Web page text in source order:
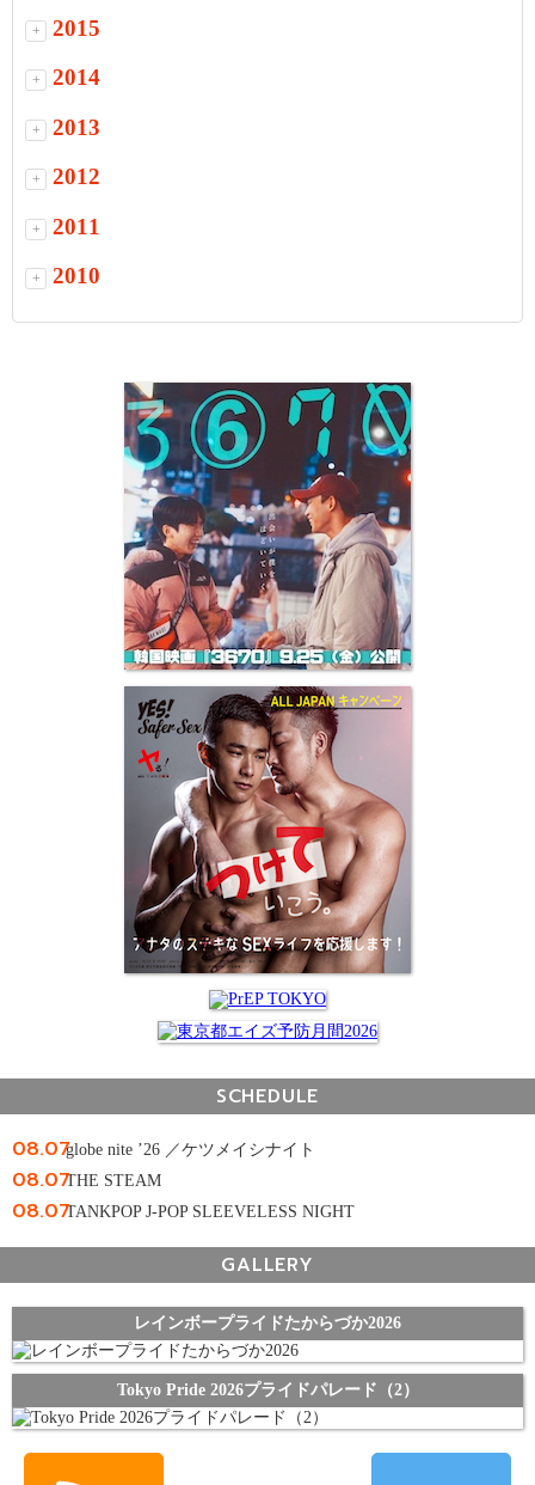
+ 2015
+ 2014
+ 2013
+ 2012
+ 2011
+ 2010
SCHEDULE
08.07globe nite ’26 ／ケツメイシナイト
08.07THE STEAM
08.07TANKPOP J-POP SLEEVELESS NIGHT
GALLERY
レインボープライドたからづか2026
Tokyo Pride 2026プライドパレード（2）